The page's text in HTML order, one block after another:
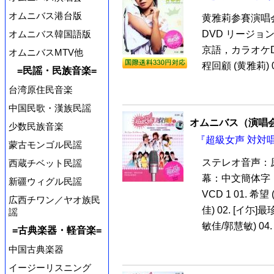
オムニバス港台版
オムニバス韓国語版
オムニバスMTV他
=民謡・民族音楽=
台湾原住民音楽
中国民歌・漢族民謡
少数民族音楽
蒙古モンゴル民謡
西蔵チベット民謡
新疆ウィグル民謡
広西チワン／ヤオ族民
謡
=古典楽器・軽音楽=
中国古典楽器
イージーリスニング
黄雅莉参賽演唱
DVD リージョ
京語，カラオケ
程回顧 (黄雅莉)
オムニバス（演唱
『超級女声 対対
ステレオ音声
幕：中文簡体字
VCD 1 01. 希望
佳) 02. [イ尓]最
敏佳/郭慧敏)